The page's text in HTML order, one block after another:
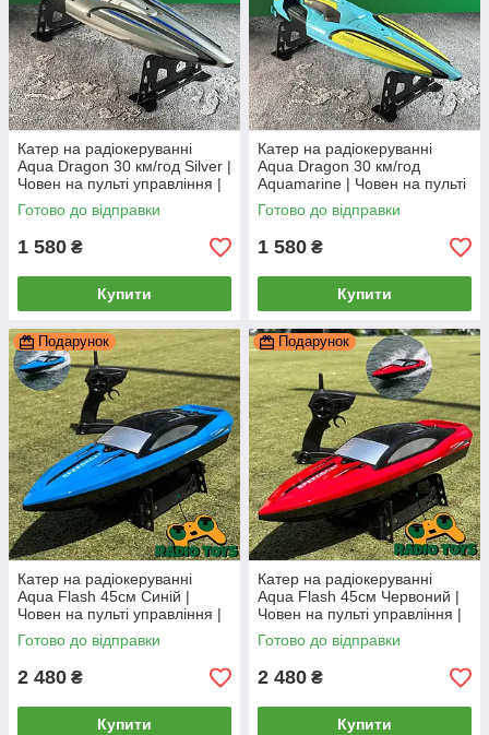
Катер на радіокеруванні
Aqua Dragon 30 км/год Silver |
Човен на пульті управління |
Корабель на радіоуправлінні
Готово до відправки
1 580 ₴
Купити
Катер на радіокеруванні
Aqua Dragon 30 км/год
Aquamarine | Човен на пульті
управління | Корабель на
радіоуправлінні
Готово до відправки
1 580 ₴
Купити
Подарунок
Катер на радіокеруванні
Aqua Flash 45см Синій |
Човен на пульті управління |
Корабель на радіоуправлінні
Готово до відправки
2 480 ₴
Купити
Подарунок
Катер на радіокеруванні
Aqua Flash 45см Червоний |
Човен на пульті управління |
Корабель на радіоуправлінні
Готово до відправки
2 480 ₴
Купити